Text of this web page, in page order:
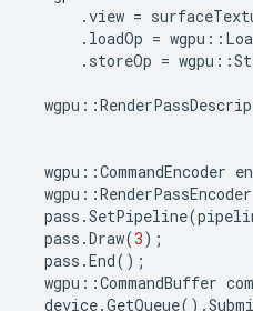
.view =
. loadOp = wgpu ::
. storeOp = wgpu ::
wgpu ::
wgpu ::CommandEncoder
wgpu ::RenderPassEncoder
pass .SetPipeline(
pass .Draw(3);
pass .End();
wgpu ::CommandBuffer
device.GetQueue().